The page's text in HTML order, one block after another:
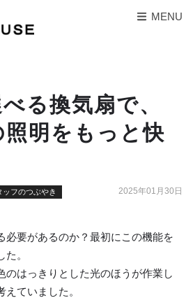
MENU
る換気扇で、
明をもっと快
ッフのつぶやき 2025年01月30日
必要があるのか？最初にこの機能を
。
のはっきりとした光のほうが作業し
ていました。